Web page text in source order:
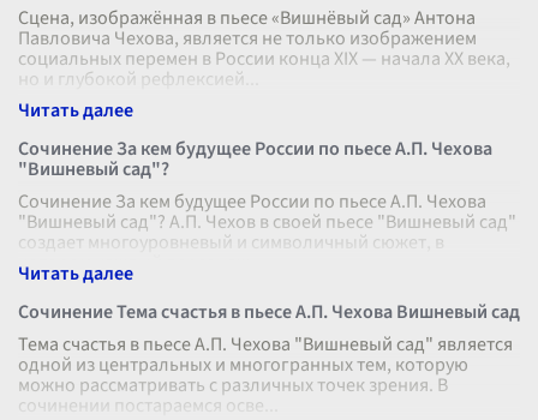
Сцена, изображённая в пьесе «Вишнёвый сад» Антона
Павловича Чехова, является не только изображением
социальных перемен в России конца XIX — начала XX века,
но и глубокой рефлексией
Сочинение За кем будущее России по пьесе А.П. Чехова
"Вишневый сад"?
Сочинение За кем будущее России по пьесе А.П. Чехова
"Вишневый сад"? А.П. Чехов в своей пьесе "Вишневый сад"
создает многоуровневый и символичный сюжет, в
котором каждый персонаж
Сочинение Тема счастья в пьесе А.П. Чехова Вишневый сад
Тема счастья в пьесе А.П. Чехова "Вишневый сад" является
одной из центральных и многогранных тем, которую
можно рассматривать с различных точек зрения. В
сочинении постараемся осве